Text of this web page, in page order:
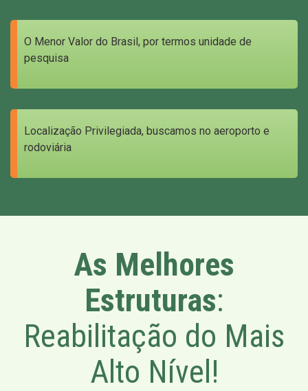
O Menor Valor do Brasil, por termos unidade de
pesquisa
Localização Privilegiada, buscamos no aeroporto e
rodoviária
As Melhores
Estruturas:
Reabilitação do Mais
Alto Nível!